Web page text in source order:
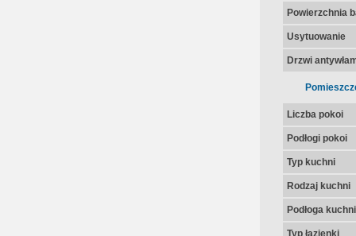
Powierzchnia
Usytuowanie
Drzwi
Liczba pokoi
Podłogi pokoi
Typ kuchni
Rodzaj kuchni
Podłoga kuchni
Typ łazienki